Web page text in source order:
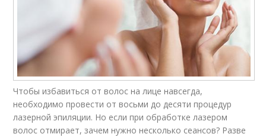
Чтобы избавиться от волос на лице навсегда,
необходимо провести от восьми до десяти процедур
лазерной эпиляции. Но если при обработке лазером
волос отмирает, зачем нужно несколько сеансов? Разве